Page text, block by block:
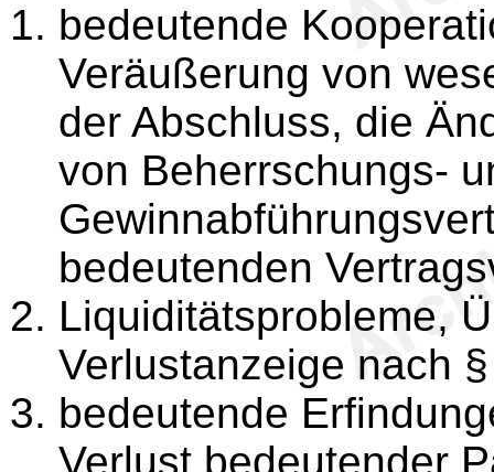
bedeutende
Veräußerung von
der Abschluss, die
von Beherrschungs-
bedeutenden
Liquiditätsprobleme,
Verlustanzeige nach
bedeutende
Verlust bedeutender